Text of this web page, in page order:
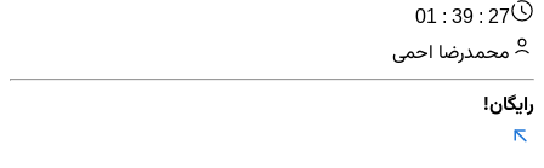
01 : 39 : 27
محمدرضا احمی
رایگان!